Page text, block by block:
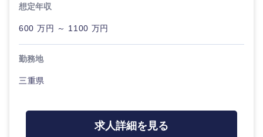
建設・施
工管理
事務職
その他
想定年収
600 万円 ～ 1100 万円
勤務地
三重県
求人詳細を見る